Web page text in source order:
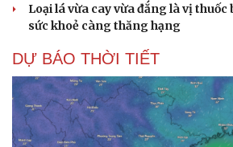
Loại lá vừa cay vừa đắng là vị
sức khoẻ càng thăng hạng
DỰ BÁO THỜI TIẾT